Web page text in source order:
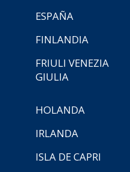
ESPAÑA
FINLANDIA
FRIULI VENEZIA
GIULIA
HOLANDA
IRLANDA
ISLA DE CAPRI